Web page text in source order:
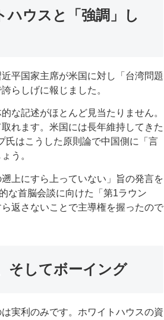
ハウスと「強調」し
平国家主席が米国に対し「台湾問題
らしげに報じました。
な記述がほとんど見当たりません。
れます。米国には長年維持してきた
氏はこうした原則論で中国側に「言
う。
上にすら上っていない」旨の発言を
な首脳会談に向けた「第1ラウン
返さないことで主導権を握ったので
そしてボーイング
実利のみです。ホワイトハウスの資